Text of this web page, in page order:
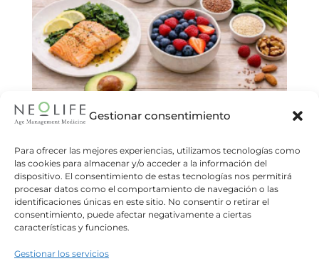
Gestionar consentimiento
Para ofrecer las mejores experiencias, utilizamos tecnologías como
las cookies para almacenar y/o acceder a la información del
dispositivo. El consentimiento de estas tecnologías nos permitirá
procesar datos como el comportamiento de navegación o las
identificaciones únicas en este sitio. No consentir o retirar el
consentimiento, puede afectar negativamente a ciertas
características y funciones.
Gestionar los servicios
Alimentación en el SOMP
Como bien explica el Dr.Martí en un artículo
anterior de nuestro blog, el síndrome ovárico
metabólico poliendocrino (SOMP) engloba
diferentes fenotipos y formas de presentación.